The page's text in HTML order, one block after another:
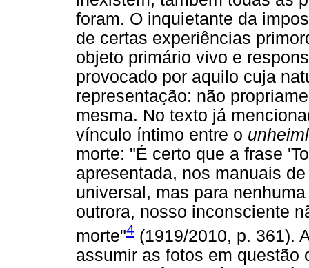
foram. O inquietante da
de certas experiências
objeto primário vivo e
provocado por aquilo cuja
representação: não
mesma. No texto já
vínculo íntimo entre o
morte: "É certo que a frase
apresentada, nos manuais
universal, mas para
outrora, nosso inconsciente
morte"4 (1919/2010, p. 361).
assumir as fotos em questão